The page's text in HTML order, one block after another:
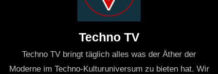
Techno TV
Techno TV bringt täglich alles was der Äther der
Moderne im Techno-Kulturuniversum zu bieten hat. Wir